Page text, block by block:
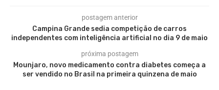
postagem anterior
Campina Grande sedia competição de carros
independentes com inteligência artificial no dia 9 de maio
próxima postagem
Mounjaro, novo medicamento contra diabetes começa a
ser vendido no Brasil na primeira quinzena de maio